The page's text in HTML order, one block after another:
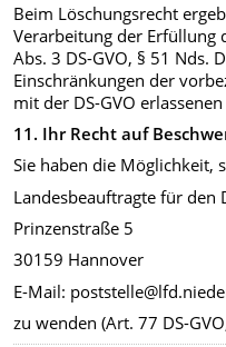
Beim Löschungsrecht
Verarbeitung der Erfüllung
Abs. 3 DS-GVO, § 51 Nds.
Einschränkungen der
mit der DS-GVO
11. Ihr Recht auf
Sie haben die Möglichkeit,
Landesbeauftragte für den
Prinzenstraße 5
30159 Hannover
E-Mail:
zu wenden (Art. 77 DS-